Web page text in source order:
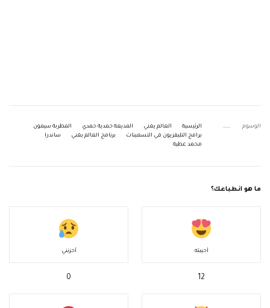
الوسوم الرئيسية العالم يغني المذيعة حمدية حمدي
المطربة سيمون
برامج التليفزيون في التسعينات
برنامج العالم يغني
ساندرا
محمد عطية
ما هو انطباعك؟
أحببته
12
أحزنني
0